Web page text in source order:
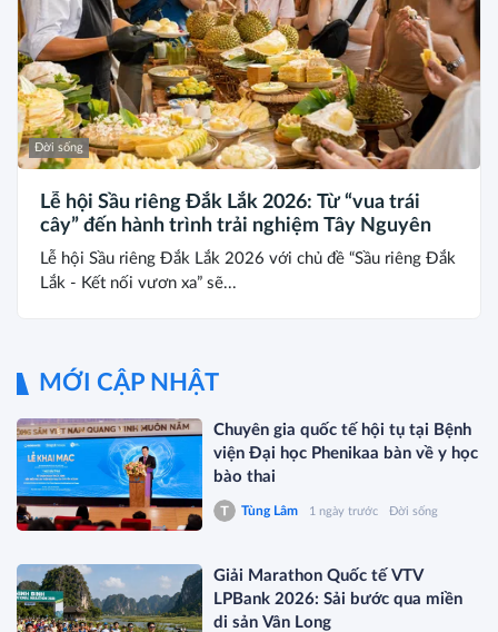
Đời sống
Lễ hội Sầu riêng Đắk Lắk 2026: Từ “vua trái
cây” đến hành trình trải nghiệm Tây Nguyên
Lễ hội Sầu riêng Đắk Lắk 2026 với chủ đề “Sầu riêng Đắk
Lắk - Kết nối vươn xa” sẽ...
MỚI CẬP NHẬT
Chuyên gia quốc tế hội tụ tại Bệnh
viện Đại học Phenikaa bàn về y học
bào thai
Tùng Lâm 1 ngày trước Đời sống
Giải Marathon Quốc tế VTV
LPBank 2026: Sải bước qua miền
di sản Vân Long